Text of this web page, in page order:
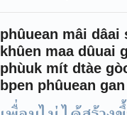
phûuean mâi dâai
khûen maa dûuai
phùuk mít dtàe
bpen phûuean gan